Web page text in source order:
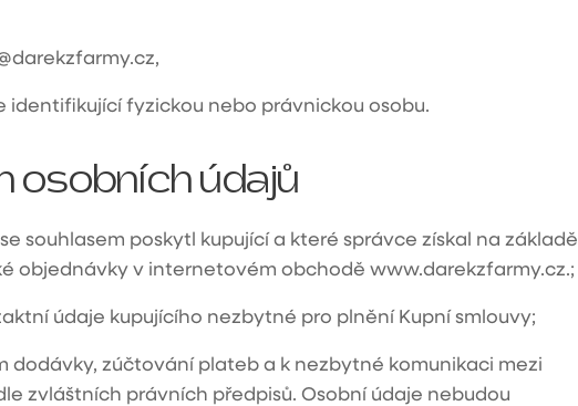
,
fyzickou nebo právnickou osobu.
osobních údajů
souhlasem poskytl kupující a které správce získal na základě
objednávky v internetovém obchodě www.darekzfarmy.cz.;
údaje kupujícího nezbytné pro plnění Kupní smlouvy;
dodávky, zúčtování plateb a k nezbytné komunikaci mezi
zvláštních právních předpisů. Osobní údaje nebudou